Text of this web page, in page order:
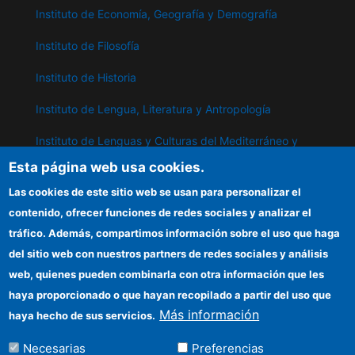
Instituto de Economía, Geografía y Demografía
Instituto de Filosofía
Instituto de Historia
Instituto de Lengua, Literatura y Antropología
Instituto de Lenguas y Culturas del Mediterráneo y
Instituto de Políticas y Bienes Públicos
IPP
Sede electrónica CSIC
Información para proveedores
Organismos financiadores
Esta página web usa cookies.
Las cookies de este sitio web se usan para personalizar el
contenido, ofrecer funciones de redes sociales y analizar el
tráfico. Además, compartimos información sobre el uso que haga
del sitio web con nuestros partners de redes sociales y análisis
web, quienes pueden combinarla con otra información que les
haya proporcionado o que hayan recopilado a partir del uso que
haya hecho de sus servicios. Más información
Necesarias Preferencias